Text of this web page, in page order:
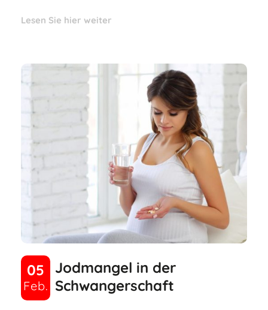
Lesen Sie hier weiter
05
Feb.
Jodmangel in der
Schwangerschaft